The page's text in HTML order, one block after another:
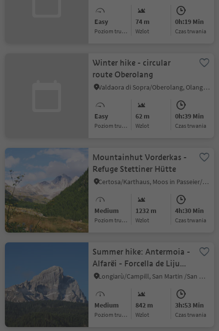
Easy
Poziom trudności
74 m
Wzlot
0h:19 Min
czas trwania
Winter hike - circular
route Oberolang
Valdaora di Sopra/Oberolang, Olang/Valdaora, Dolomites Region Kronplatz/Plan de Corones
Easy
Poziom trudności
62 m
Wzlot
0h:39 Min
czas trwania
Mountainhut Vorderkas -
Refuge Stettiner Hütte
Certosa/Karthaus, Moos in Passeier/Moso in Passiria, Meran/Merano and environs
Medium
Poziom trudności
1232 m
Wzlot
4h:30 Min
czas trwania
Summer hike: Antermoia -
Alfarëi - Forcella de Lijun -
Monte Muro - Antermoia
Longiarù/Campill, San Martin /San Martino, Dolomites Region Kronplatz/Plan de Corones
Medium
Poziom trudności
842 m
Wzlot
3h:53 Min
czas trwania